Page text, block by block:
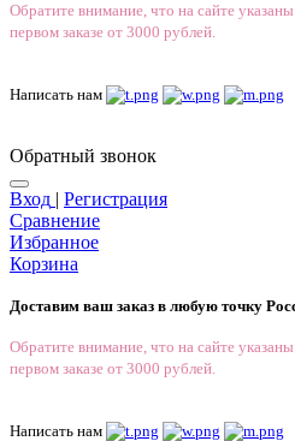
Обратите внимание, что на сайте
первом заказе от 3000 рублей.
Написать нам
Обратный звонок
Вход | Регистрация
Сравнение
Избранное
Корзина
Доставим ваш заказ в любую точку
Обратите внимание, что на сайте
первом заказе от 3000 рублей.
Написать нам